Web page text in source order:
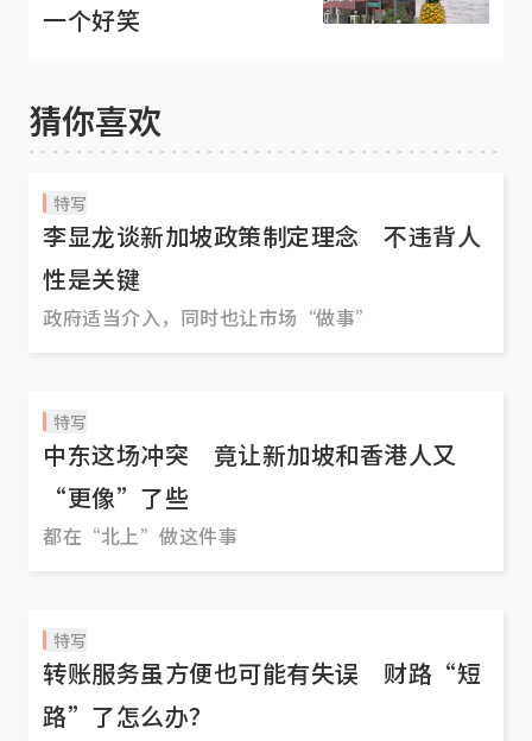
一个好笑
猜你喜欢
特写
李显龙谈新加坡政策制定理念 不违背人
性是关键
政府适当介入，同时也让市场“做事”
特写
中东这场冲突 竟让新加坡和香港人又
“更像”了些
都在“北上”做这件事
特写
转账服务虽方便也可能有失误 财路“短
路”了怎么办？